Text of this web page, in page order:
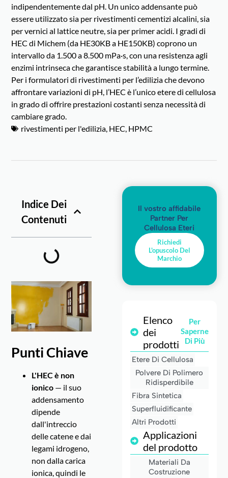
indipendentemente dal pH. Un unico addensante può
essere utilizzato sia per rivestimenti cementizi alcalini, sia
per vernici al lattice neutre, sia per primer acidi. I gradi di
HEC di Michem (da HE30KB a HE150KB) coprono un
intervallo da 1.500 a 8.500 mPa·s, con una resistenza agli
enzimi intrinseca che garantisce stabilità a lungo termine.
Per i formulatori di rivestimenti per l’edilizia che devono
affrontare variazioni di pH, l’HEC è l’unico etere di cellulosa
in grado di offrire prestazioni costanti senza necessità di
cambiare grado.
rivestimenti per l'edilizia, HEC, HPMC
Indice Dei
Contenuti
Punti Chiave
L'HEC è non
ionico — il suo
addensamento
dipende
dall'intreccio
delle catene e dai
legami idrogeno,
non dalla carica
ionica, quindi le
Il vostro affidabile
Partner Per
Cellulosa Eteri
Richiedi
L'opuscolo Del
Marchio
Elenco
dei
prodotti
Per
Saperne
Di Più
Etere Di Cellulosa
Polvere Di Polimero
Ridisperdibile
Fibra Sintetica
Superfluidificante
Altri Prodotti
Applicazioni
del prodotto
Materiali Da
Costruzione